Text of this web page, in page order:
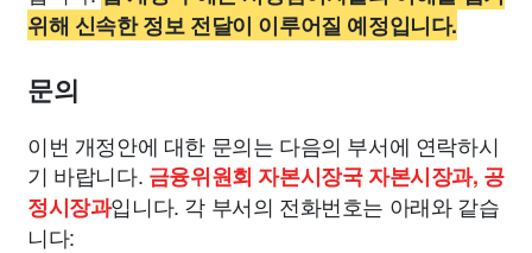
위해 신속한 정보 전달이 이루어질 예정입니다.
문의
이번 개정안에 대한 문의는 다음의 부서에 연락하시
기 바랍니다. 금융위원회 자본시장국 자본시장과, 공
정시장과입니다. 각 부서의 전화번호는 아래와 같습
니다: